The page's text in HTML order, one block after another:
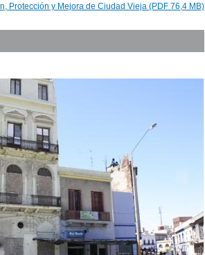
Protección y Mejora de Ciudad Vieja (PDF 76,4 MB)